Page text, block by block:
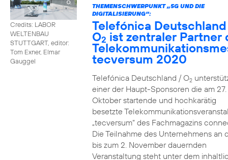
Credits: LABOR
WELTENBAU
STUTTGART, editor:
Tom Exner, Elmar
Gauggel
THEMENSCHWERPUNKT „5G UND DIE
DIGITALISIERUNG“:
Telefónica
O2 ist zentraler Partner
tecversum 2020
Telefónica Deutschland / O2
einer der Haupt-Sponsoren die am 27.
Oktober startende und hochkarätig
besetzte
„tecversum“ des Fachmagazins
Die Teilnahme des Unternehmens an
bis zum 2. November dauernden
Veranstaltung steht unter dem